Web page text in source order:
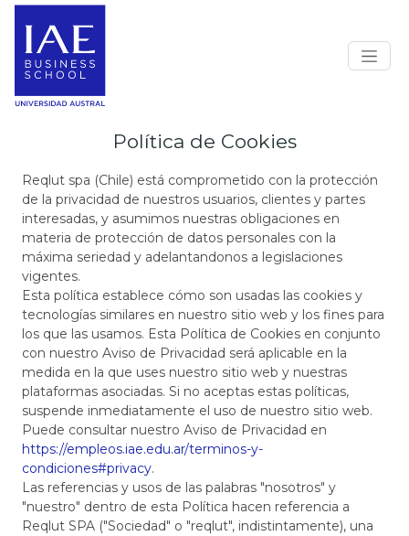
Política de Cookies
Reqlut spa (Chile) está comprometido con la protección
de la privacidad de nuestros usuarios, clientes y partes
interesadas, y asumimos nuestras obligaciones en
materia de protección de datos personales con la
máxima seriedad y adelantandonos a legislaciones
vigentes.
Esta política establece cómo son usadas las cookies y
tecnologías similares en nuestro sitio web y los fines para
los que las usamos. Esta Política de Cookies en conjunto
con nuestro Aviso de Privacidad será aplicable en la
medida en la que uses nuestro sitio web y nuestras
plataformas asociadas. Si no aceptas estas políticas,
suspende inmediatamente el uso de nuestro sitio web.
Puede consultar nuestro Aviso de Privacidad en
https://empleos.iae.edu.ar/terminos-y-
condiciones#privacy.
Las referencias y usos de las palabras "nosotros" y
"nuestro" dentro de esta Política hacen referencia a
Reqlut SPA ("Sociedad" o "reqlut", indistintamente), una